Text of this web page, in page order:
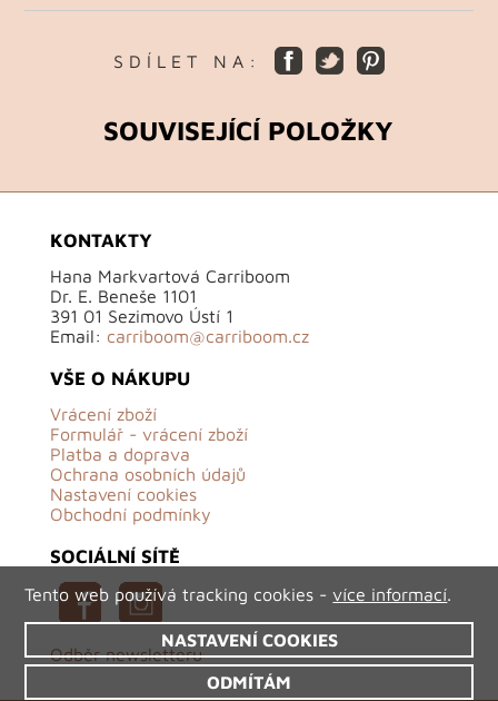
S D Í L E T N A :
SOUVISEJÍCÍ POLOŽKY
KONTAKTY
Hana Markvartová Carriboom
Dr. E. Beneše 1101
391 01 Sezimovo Ústí 1
Email: carriboom@carriboom.cz
VŠE O NÁKUPU
Vrácení zboží
Formulář - vrácení zboží
Platba a doprava
Ochrana osobních údajů
Nastavení cookies
Obchodní podmínky
SOCIÁLNÍ SÍTĚ
Odběr newsletteru
Tento web používá tracking cookies -více informací.
NASTAVENÍ COOKIES
ODMÍTÁM